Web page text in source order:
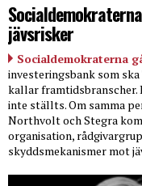
jävsrisker
Socialdemokraterna
investeringsbank som
kallar framtidsbranscher.
inte ställts. Om samma
Northvolt och Stegra
organisation,
skyddsmekanismer mot